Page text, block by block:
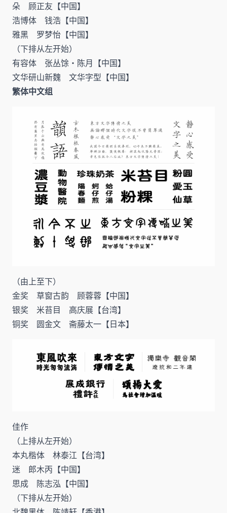
朵 顾正友【中国】
浩博体 钱浩【中国】
雅黑 罗梦怡【中国】
（下排从左开始）
有容体 张丛馀・陈月【中国】
文华研山新魏 文华字型【中国】
繁体中文组
（由上至下）
金奖 草窗古韵 顾蓉蓉【中国】
银奖 米苔目 高庆展【台湾】
铜奖 圆金文 斋藤太一【日本】
佳作
（上排从左开始）
本丸楷体 林泰江【台湾】
迷 郎木丙【中国】
思成 陈志泓【中国】
（下排从左开始）